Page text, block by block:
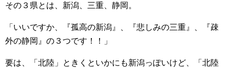
その３県とは、新潟、三重、静岡。
「いいですか、『孤高の新潟』、『悲しみの三重』、『疎
外の静岡』の３つです！！」
要は、「北陸」ときくといかにも新潟っぽいけど、「北陸